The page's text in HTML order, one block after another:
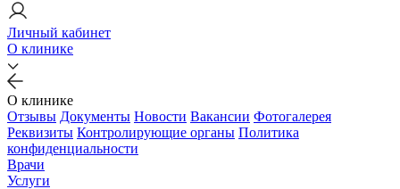
Личный кабинет
О клинике
О клинике
Отзывы Документы Новости Вакансии Фотогалерея
Реквизиты Контролирующие органы Политика
конфиденциальности
Врачи
Услуги